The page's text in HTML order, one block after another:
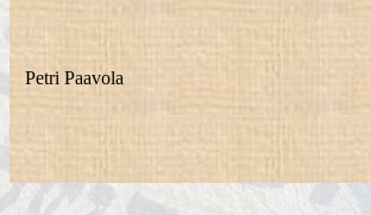
Petri Paavola